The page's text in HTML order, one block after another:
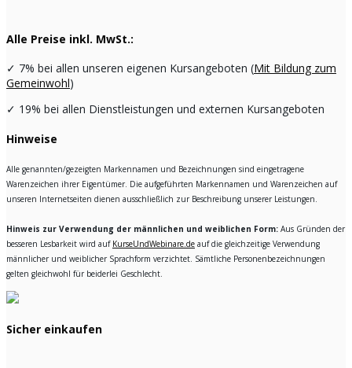
Alle Preise inkl. MwSt.:
✓ 7% bei allen unseren eigenen Kursangeboten (Mit Bildung zum
Gemeinwohl)
✓ 19% bei allen Dienstleistungen und externen Kursangeboten
Hinweise
Alle genannten/gezeigten Markennamen und Bezeichnungen sind eingetragene
Warenzeichen ihrer Eigentümer. Die aufgeführten Markennamen und Warenzeichen auf
unseren Internetseiten dienen ausschließlich zur Beschreibung unserer Leistungen.
Hinweis zur Verwendung der männlichen und weiblichen Form: Aus Gründen der
besseren Lesbarkeit wird auf KurseUndWebinare.de auf die gleichzeitige Verwendung
männlicher und weiblicher Sprachform verzichtet. Sämtliche Personenbezeichnungen
gelten gleichwohl für beiderlei Geschlecht.
Sicher einkaufen